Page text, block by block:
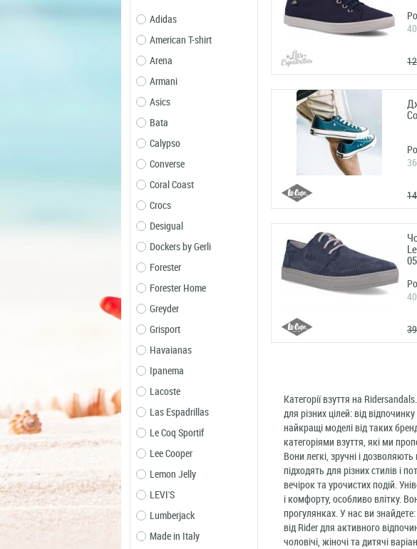
Adidas
American T-shirt
Arena
Armani
Asics
Bata
Calypso
Converse
Coral Coast
Crocs
Desigual
Dockers by Gerli
Forester
Forester Home
Greyder
Grisport
Havaianas
Ipanema
Lacoste
Las Espadrillas
Le Coq Sportif
Lee Cooper
Lemon Jelly
LEVI'S
Lumberjack
Made in Italy
40
Категорії взуття на
для різних цілей: від
найкращі моделі від таких
категоріями взуття, які ми
Вони легкі, зручні і
підходять для різних стилів і
вечірок та урочистих подій.
і комфорту, особливо влітку.
прогулянках. У нас ви
від Rider для активного
чоловічі, жіночі та дитячі